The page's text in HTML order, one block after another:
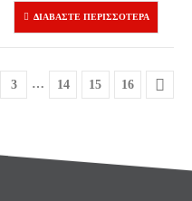
ΔΙΑΒΆΣΤΕ ΠΕΡΙΣΣΌΤΕΡΑ
3 … 14 15 16